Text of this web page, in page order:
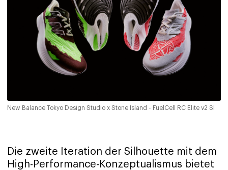
New Balance Tokyo Design Studio x Stone Island - FuelCell RC Elite v2 SI
Die zweite Iteration der Silhouette mit dem
High-Performance-Konzeptualismus bietet